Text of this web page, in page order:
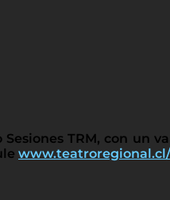
TRM, con un